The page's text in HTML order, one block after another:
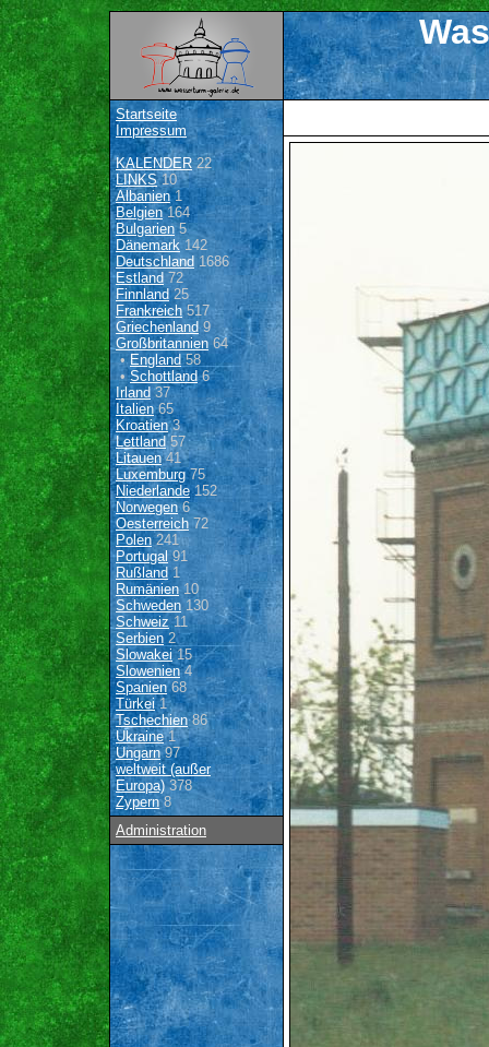
Startseite
Impressum
KALENDER22
LINKS10
Albanien1
Belgien164
Bulgarien 5
Dänemark142
Deutschland 1686
Estland 72
Finnland 25
Frankreich517
Griechenland9
Großbritannien64
• England58
•Schottland6
Irland 37
Italien65
Kroatien3
Lettland57
Litauen41
Luxemburg75
Niederlande152
Norwegen6
Oesterreich 72
Polen241
Portugal 91
Rußland1
Rumänien10
Schweden 130
Schweiz 11
Serbien 2
Slowakei 15
Slowenien4
Spanien68
Türkei 1
Tschechien86
Ukraine1
Ungarn97
weltweit (außer
Europa)378
Zypern8
Administration